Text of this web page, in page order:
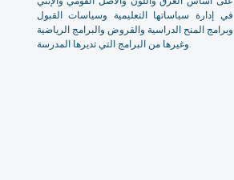
في إدارة سياساتها التعليمية وسياسات القبول
وبرامج المنح الدراسية والقروض والبرامج الرياضية
وغيرها من البرامج التي تديرها المدرسة.